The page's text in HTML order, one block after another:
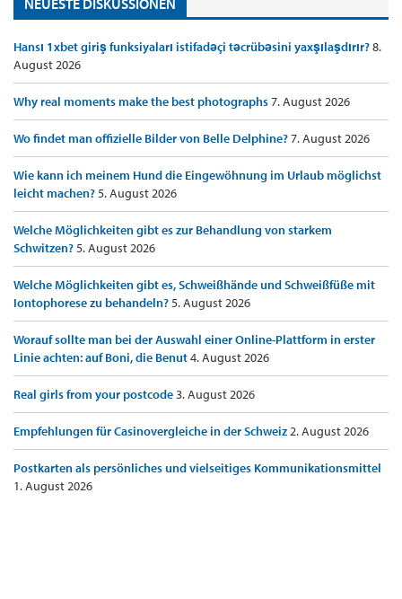
Hansı 1xbet giriş funksiyaları istifadəçi təcrübəsini yaxşılaşdırır?8.
August 2026
Why real moments make the best photographs7. August 2026
Wo findet man offizielle Bilder von Belle Delphine?7. August 2026
Wie kann ich meinem Hund die Eingewöhnung im Urlaub möglichst
leicht machen?5. August 2026
Welche Möglichkeiten gibt es zur Behandlung von starkem
Schwitzen?5. August 2026
Welche Möglichkeiten gibt es, Schweißhände und Schweißfüße mit
Iontophorese zu behandeln?5. August 2026
Worauf sollte man bei der Auswahl einer Online-Plattform in erster
Linie achten: auf Boni, die Benut4. August 2026
Real girls from your postcode3. August 2026
Empfehlungen für Casinovergleiche in der Schweiz2. August 2026
Postkarten als persönliches und vielseitiges Kommunikationsmittel
1. August 2026